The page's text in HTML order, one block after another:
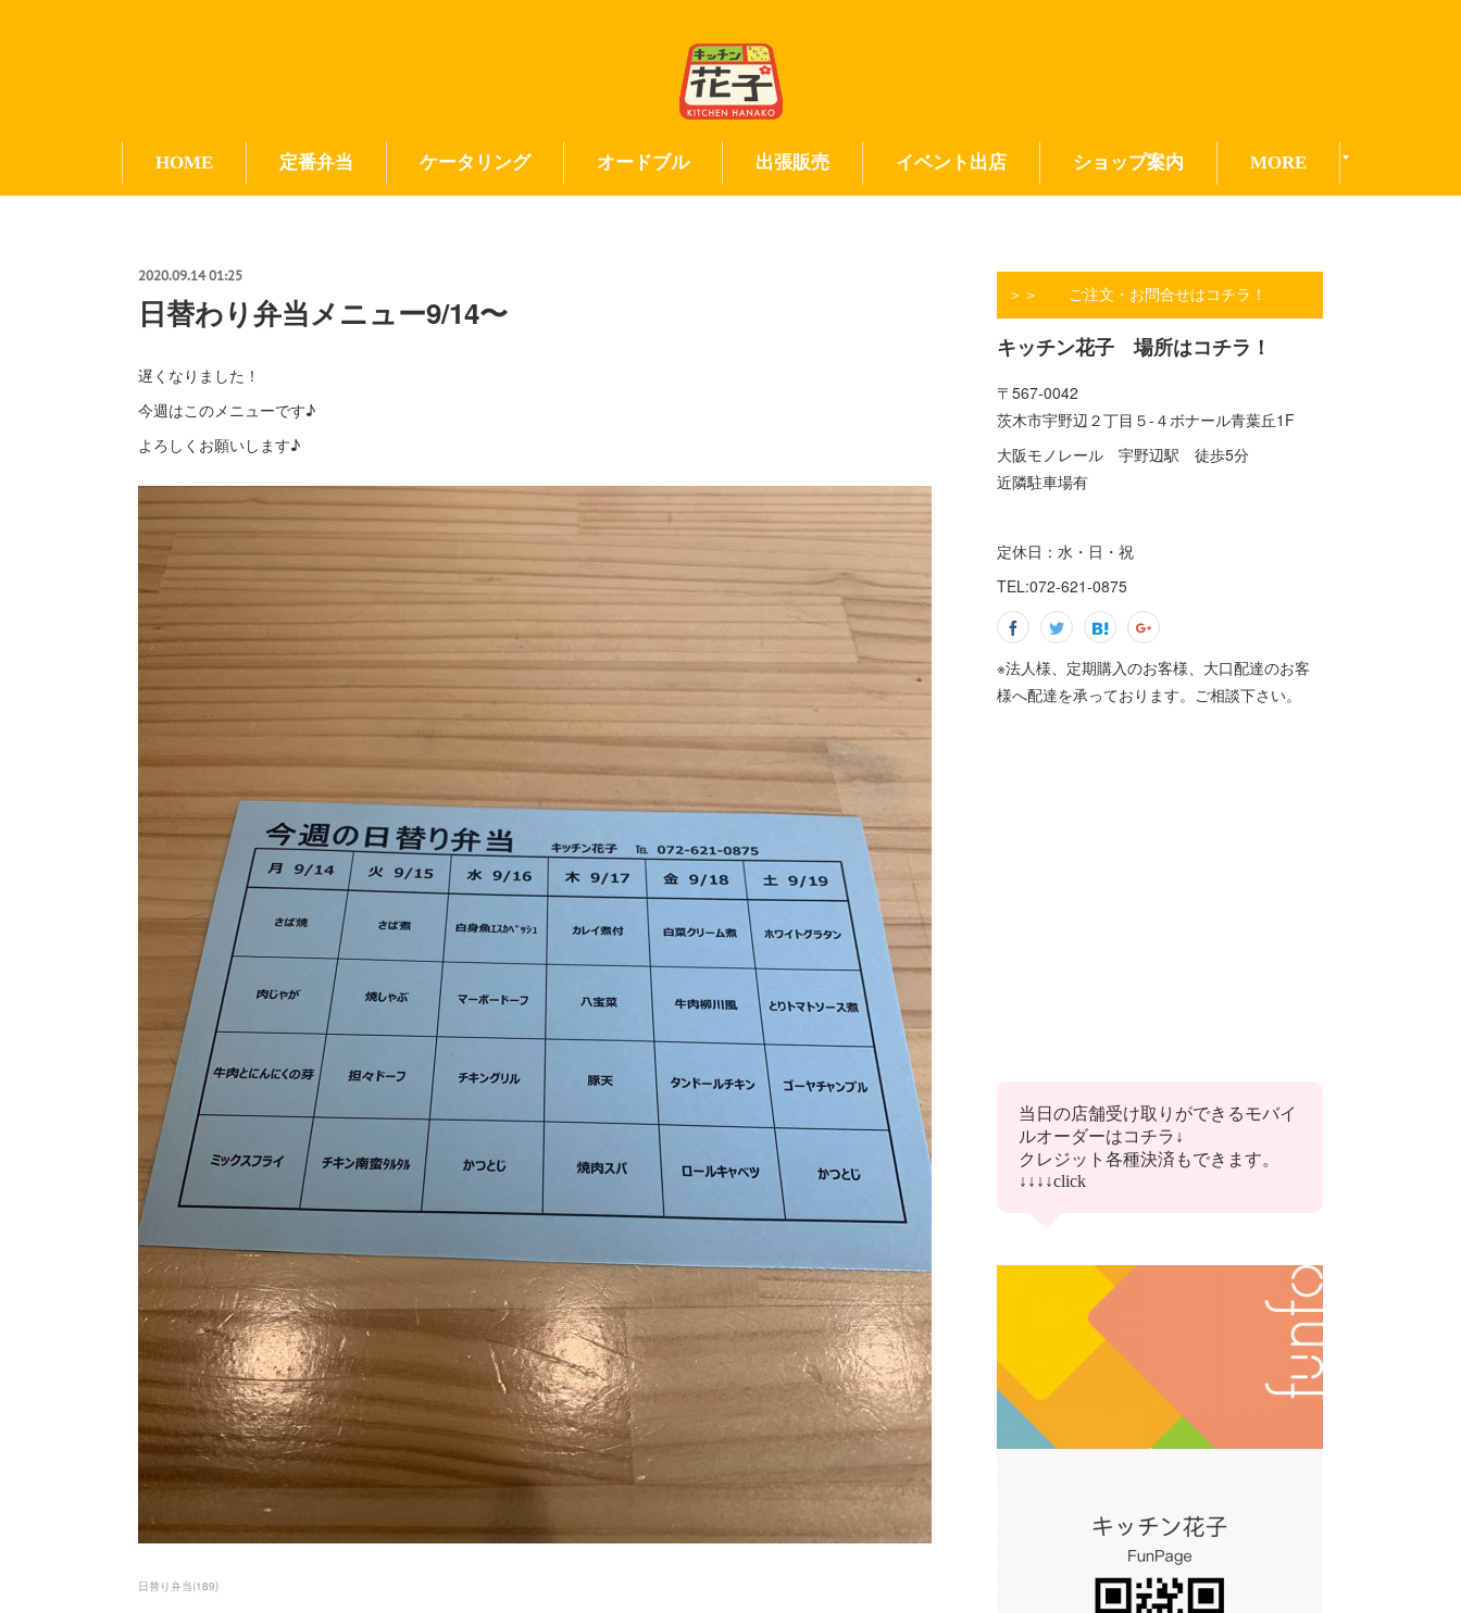
HOME 定番弁当 ケータリング オードブル 出張販売 イベント出店 ショップ案内 MORE
2020.09.14 01:25
日替わり弁当メニュー9/14〜
遅くなりました！
今週はこのメニューです♪
よろしくお願いします♪
日替り弁当(189)
＞＞ ご注文・お問合せはコチラ！
キッチン花子 場所はコチラ！
〒567-0042
茨木市宇野辺２丁目５-４ボナール青葉丘1F
大阪モノレール 宇野辺駅 徒歩5分
近隣駐車場有
定休日：水・日・祝
TEL:072-621-0875
※法人様、定期購入のお客様、大口配達のお客
様へ配達を承っております。ご相談下さい。